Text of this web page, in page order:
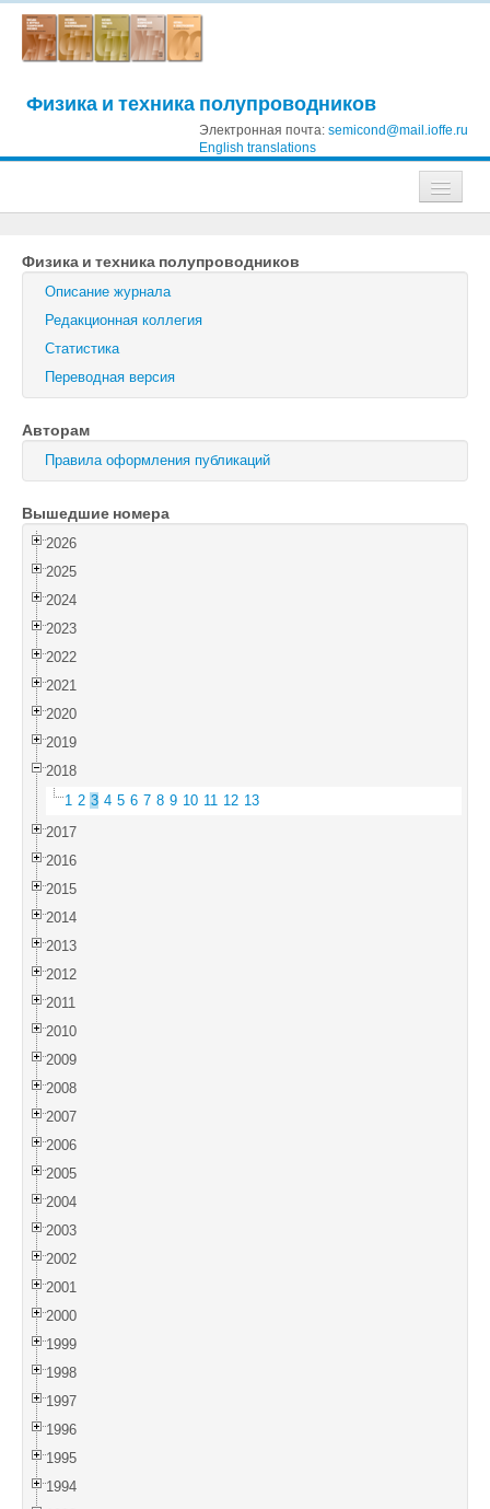
Физика и техника полупроводников
Электронная почта: semicond@mail.ioffe.ru
English translations
Журнал технической физики
Письма в Журнал технической физики
Физика твердого тела
Физика и техника полупроводников
Оптика и спектроскопия
Поиск
Войти
Физика и техника полупроводников
Описание журнала
Редакционная коллегия
Статистика
Переводная версия
Авторам
Правила оформления публикаций
Вышедшие номера
2026
2025
2024
2023
2022
2021
2020
2019
2018
1 2 3 4 5 6 7 8 9 10 11 12 13
2017
2016
2015
2014
2013
2012
2011
2010
2009
2008
2007
2006
2005
2004
2003
2002
2001
2000
1999
1998
1997
1996
1995
1994